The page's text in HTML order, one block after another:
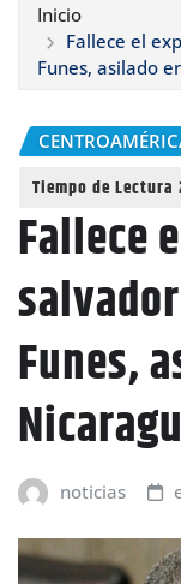
Inicio
Fallece el
Funes, asilado
Fallece
Funes,
noticias